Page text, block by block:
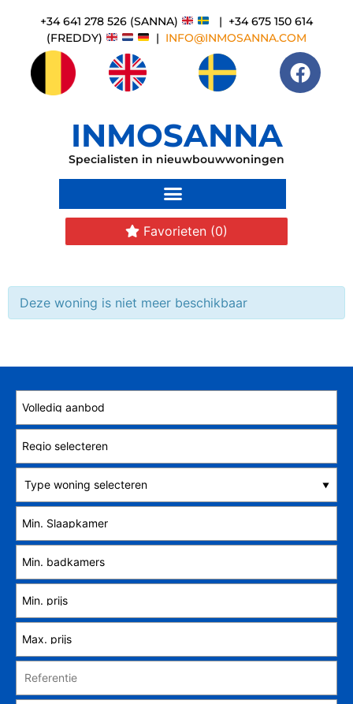
+34 641 278 526 (SANNA)
| +34 675 150 614
(FREDDY)
| INFO@INMOSANNA.COM
INMOSANNA
Specialisten in nieuwbouwwoningen
Favorieten (0)
Deze woning is niet meer beschikbaar
Type woning selecteren